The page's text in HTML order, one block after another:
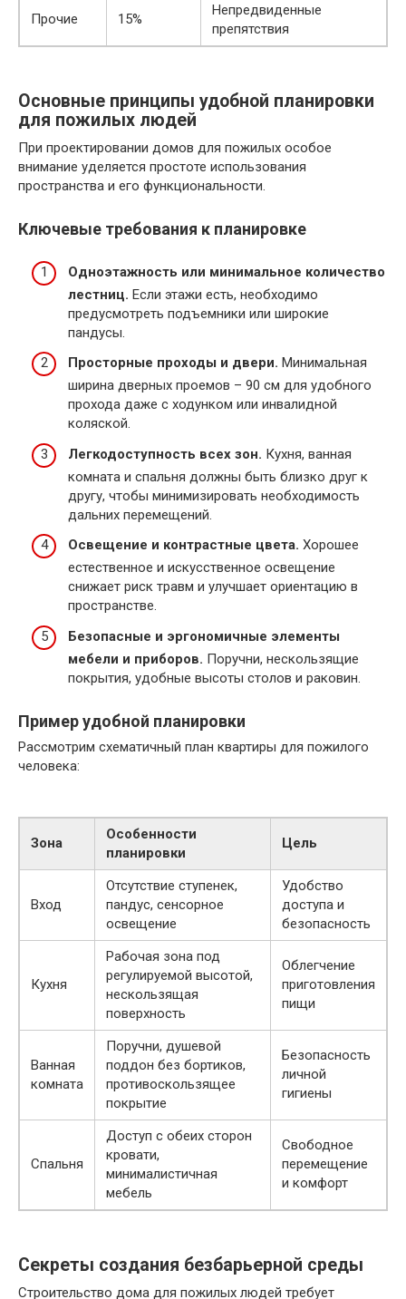
Прочие 15%
Непредвиденные
препятствия
Основные принципы удобной планировки
для пожилых людей
При проектировании домов для пожилых особое
внимание уделяется простоте использования
пространства и его функциональности.
Ключевые требования к планировке
Одноэтажность или минимальное количество
лестниц. Если этажи есть, необходимо
предусмотреть подъемники или широкие
пандусы.
Просторные проходы и двери. Минимальная
ширина дверных проемов – 90 см для удобного
прохода даже с ходунком или инвалидной
коляской.
Легкодоступность всех зон. Кухня, ванная
комната и спальня должны быть близко друг к
другу, чтобы минимизировать необходимость
дальних перемещений.
Освещение и контрастные цвета. Хорошее
естественное и искусственное освещение
снижает риск травм и улучшает ориентацию в
пространстве.
Безопасные и эргономичные элементы
мебели и приборов. Поручни, нескользящие
покрытия, удобные высоты столов и раковин.
Пример удобной планировки
Рассмотрим схематичный план квартиры для пожилого
человека:
Зона
Особенности
планировки
Цель
Вход
Отсутствие ступенек,
пандус, сенсорное
освещение
Удобство
доступа и
безопасность
Кухня
Рабочая зона под
регулируемой высотой,
нескользящая
поверхность
Облегчение
приготовления
пищи
Ванная
комната
Поручни, душевой
поддон без бортиков,
противоскользящее
покрытие
Безопасность
личной
гигиены
Спальня
Доступ с обеих сторон
кровати,
минималистичная
мебель
Свободное
перемещение
и комфорт
Секреты создания безбарьерной среды
Строительство дома для пожилых людей требует